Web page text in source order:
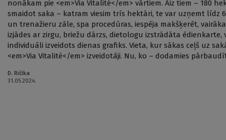
nonākam pie <em>Via Vitalité</em> vārtiem. Aiz tiem – 180
smaidot saka – katram viesim trīs hektāri, te var uzņemt līdz
un trenažieru zāle, spa procedūras, iespēja makšķerēt,
izjādes ar zirgu, briežu dārzs, dietologu izstrādāta
individuāli izveidots dienas grafiks. Vieta, kur sākas ceļš uz
<em>Via Vitalité</em> izveidotāji. Nu, ko – dodamies
D. Ričika
31.05.2024.